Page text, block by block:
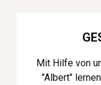
Mit Hilfe von
"Albert"